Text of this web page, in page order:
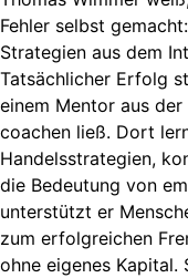
Fehler selbst
Strategien aus dem
Tatsächlicher Erfolg
einem Mentor aus
coachen ließ. Dort
Handelsstrategien,
die Bedeutung von
unterstützt er
zum erfolgreichen
ohne eigenes